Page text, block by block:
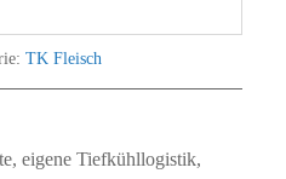
TK Fleisch
eigene Tiefkühllogistik,